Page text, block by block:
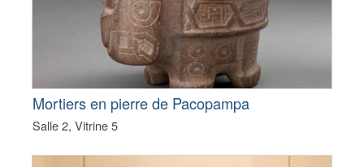
Mortiers en pierre de Pacopampa
Salle 2, Vitrine 5